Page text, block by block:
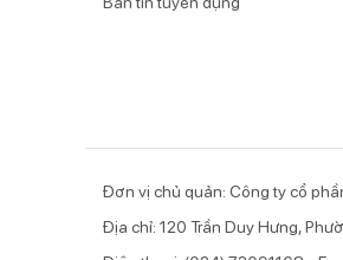
Đơn vị chủ quản: Công ty cổ
Địa chỉ: 120 Trần Duy Hưng,